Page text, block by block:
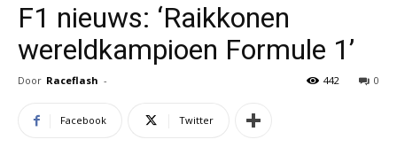
F1 nieuws: ‘Raikkonen
wereldkampioen Formule 1’
Door Raceflash - 0
442
Facebook Twitter